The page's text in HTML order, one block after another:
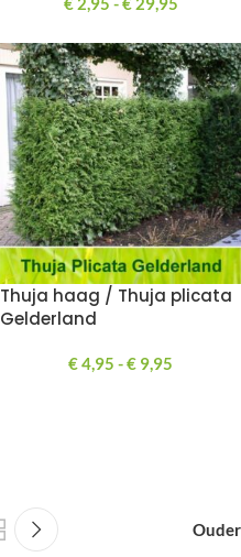
Thuja haag / Thuja plicata
Gelderland
€4,95 -€ 9,95
Ouder